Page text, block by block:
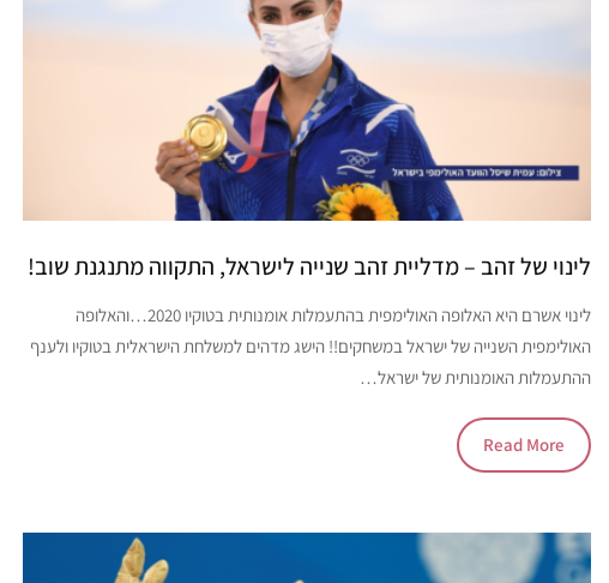
לינוי של זהב – מדליית זהב שנייה לישראל, התקווה מתנגנת שוב!
לינוי אשרם היא האלופה האולימפית בהתעמלות אומנותית בטוקיו 2020…והאלופה
האולימפית השנייה של ישראל במשחקים!! הישג מדהים למשלחת הישראלית בטוקיו ולענף
ההתעמלות האומנותית של ישראל…
Read More